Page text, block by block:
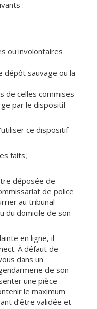
:
ou involontaires
dépôt sauvage ou la
de celles commises
par le dispositif
ce dispositif
faits ;
déposée de
de police
au tribunal
du domicile de son
en ligne, il
À défaut de
dans un
de son
une pièce
le maximum
d’être validée et